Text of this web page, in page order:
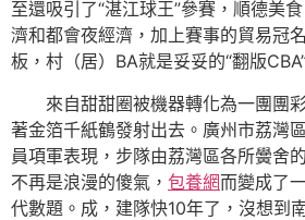
至還吸引了“湛江球王”參賽，順德美
濟和都會夜經濟，加上賽事的貿易冠
板，村（居）BA就是妥妥的“翻版
來自甜甜圈被機器轉化為一團團
著金箔千紙鶴發射出去。廣州市荔灣
員項軍表現，步隊由荔灣區各所黌舍
不再是浪漫的傻氣， 包養網而變成了
代數題。成，建隊快10年了，沒想到